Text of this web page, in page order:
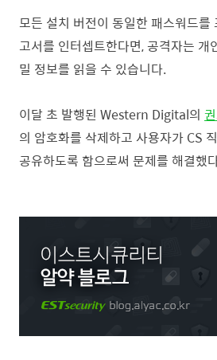
모든 설치 버전이 동일한 패스워드를
고서를 인터셉트한다면, 공격자는 개
밀 정보를 읽을 수 있습니다.
이달 초 발행된 Western Digital의
의 암호화를 삭제하고 사용자가 CS
공유하도록 함으로써 문제를 해결했